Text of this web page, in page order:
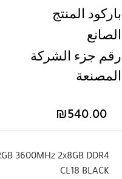
باركود المنتج
الصانع
رقم جزء الشركة
المصنعة
₪540.00
3600MHz 2x8GB DDR4
CL18 BLACK